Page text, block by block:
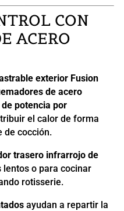
CON
ACERO
exterior Fusion
de acero
de potencia por
el calor de forma
de cocción.
trasero infrarrojo de
o para cocinar
rotisserie.
ayudan a repartir la